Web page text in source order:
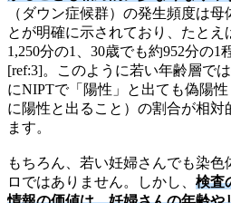
（ダウン症候群）の発生頻度は
とが明確に示されており、たとえ
1,250分の1、30歳でも約952分の1
[ref:3]。このように若い年齢層で
にNIPTで「陽性」と出ても偽陽
に陽性と出ること）の割合が相対
ます。
もちろん、若い妊婦さんでも染
ロではありません。しかし、 検査